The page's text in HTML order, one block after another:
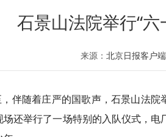
石景山法院举行“
来源： 北京日报客户端
，伴随着庄严的国歌声，石景山法
场还举行了一场特别的入队仪式，